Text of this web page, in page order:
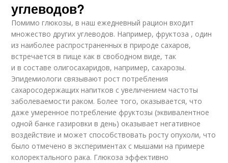
углеводов?
Помимо глюкозы, в наш ежедневный рацион входит
множество других углеводов. Например, фруктоза , один
из наиболее распространенных в природе сахаров,
встречается в пище как в свободном виде, так
и в составе олигосахаридов, например, сахарозы.
Эпидемиологи связывают рост потребления
сахаросодержащих напитков с увеличением частоты
заболеваемости раком. Более того, оказывается, что
даже умеренное потребление фруктозы (эквивалентное
одной банке газировки в день) оказывает негативное
воздействие и может способствовать росту опухоли, что
было отмечено в экспериментах с мышами на примере
колоректального рака. Глюкоза эффективно